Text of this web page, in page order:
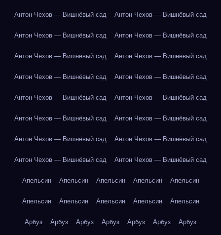
Антон Чехов — Вишнёвый сад Антон Чехов — Вишнёвый сад
Антон Чехов — Вишнёвый сад Антон Чехов — Вишнёвый сад
Антон Чехов — Вишнёвый сад Антон Чехов — Вишнёвый сад
Антон Чехов — Вишнёвый сад Антон Чехов — Вишнёвый сад
Антон Чехов — Вишнёвый сад Антон Чехов — Вишнёвый сад
Антон Чехов — Вишнёвый сад Антон Чехов — Вишнёвый сад
Антон Чехов — Вишнёвый сад Антон Чехов — Вишнёвый сад
Антон Чехов — Вишнёвый сад Антон Чехов — Вишнёвый сад
Апельсин Апельсин Апельсин Апельсин Апельсин
Апельсин Апельсин Апельсин Апельсин Апельсин
Арбуз Арбуз Арбуз Арбуз Арбуз Арбуз Арбуз